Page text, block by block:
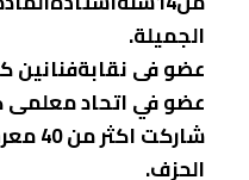
الجمیلة.
عضو فی نقابةفنانین
عضو في اتحاد معلمی
الحزف.